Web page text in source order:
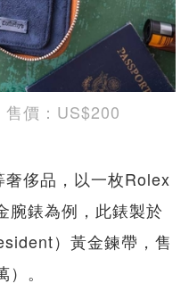
價：US$200
侈品，以一枚Rolex
錶為例，此錶製於
）黃金鍊帶，售
。